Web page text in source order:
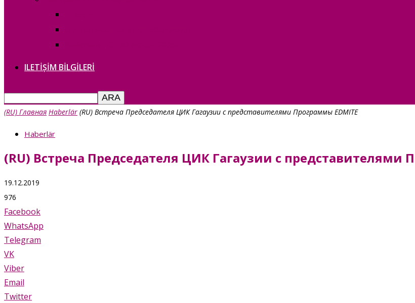
ILETIȘIM BILGILERI
(RU) Главная Haberlär (RU) Встреча Председателя ЦИК Гагаузии с представителями Программы EDMITE
Haberlär
(RU) Встреча Председателя ЦИК Гагаузии с представителями
19.12.2019
976
Facebook
WhatsApp
Telegram
VK
Viber
Email
Twitter